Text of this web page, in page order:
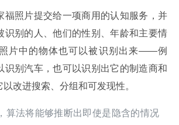
福照片提交给一项商用的认知服务，并
识别的人、他们的性别、年龄和主要情
片中的物体也可以被识别出来——例
识别汽车，也可以识别出它的制造商和
改进搜索、分组和可发现性。
算法将能够推断出即使是隐含的情况